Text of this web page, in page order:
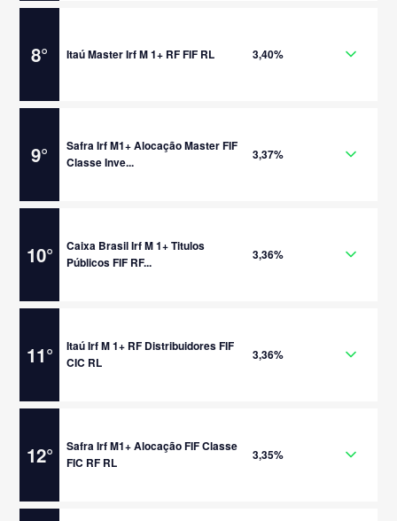
8° Itaú Master Irf M 1+ RF FIF RL 3,40%
9°
Safra Irf M1+ Alocação Master FIF
Classe Inve...
3,37%
10°
Caixa Brasil Irf M 1+ Titulos
Públicos FIF RF...
3,36%
11°
Itaú Irf M 1+ RF Distribuidores FIF
CIC RL
3,36%
12°
Safra Irf M1+ Alocação FIF Classe
FIC RF RL
3,35%